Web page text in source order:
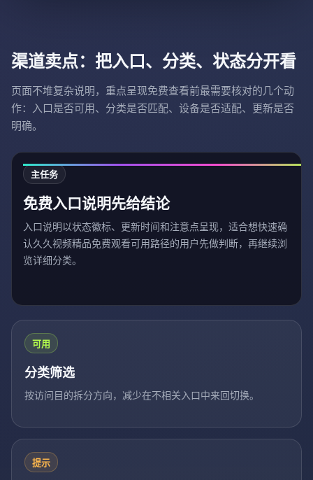
渠道卖点：把入口、分类、状态分开看
页面不堆复杂说明，重点呈现免费查看前最需要核对的几个动
作：入口是否可用、分类是否匹配、设备是否适配、更新是否
明确。
主任务
免费入口说明先给结论
入口说明以状态徽标、更新时间和注意点呈现，适合想快速确
认久久视频精品免费观看可用路径的用户先做判断，再继续浏
览详细分类。
可用
分类筛选
按访问目的拆分方向，减少在不相关入口中来回切换。
提示